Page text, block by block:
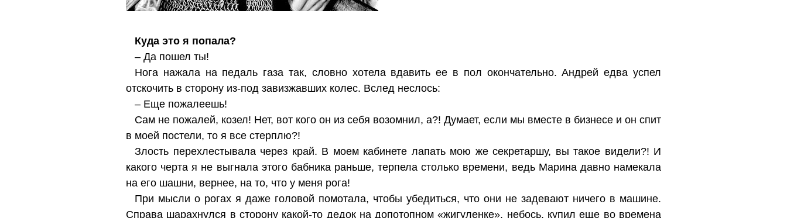
Куда это я попала?
– Да пошел ты!
Нога нажала на педаль газа так, словно хотела вдавить ее в пол окончательно. Андрей едва успел
отскочить в сторону из-под завизжавших колес. Вслед неслось:
– Еще пожалеешь!
Сам не пожалей, козел! Нет, вот кого он из себя возомнил, а?! Думает, если мы вместе в бизнесе и он спит
в моей постели, то я все стерплю?!
Злость перехлестывала через край. В моем кабинете лапать мою же секретаршу, вы такое видели?! И
какого черта я не выгнала этого бабника раньше, терпела столько времени, ведь Марина давно намекала
на его шашни, вернее, на то, что у меня рога!
При мысли о рогах я даже головой помотала, чтобы убедиться, что они не задевают ничего в машине.
Справа шарахнулся в сторону какой-то дедок на допотопном «жигуленке», небось, купил еще во времена